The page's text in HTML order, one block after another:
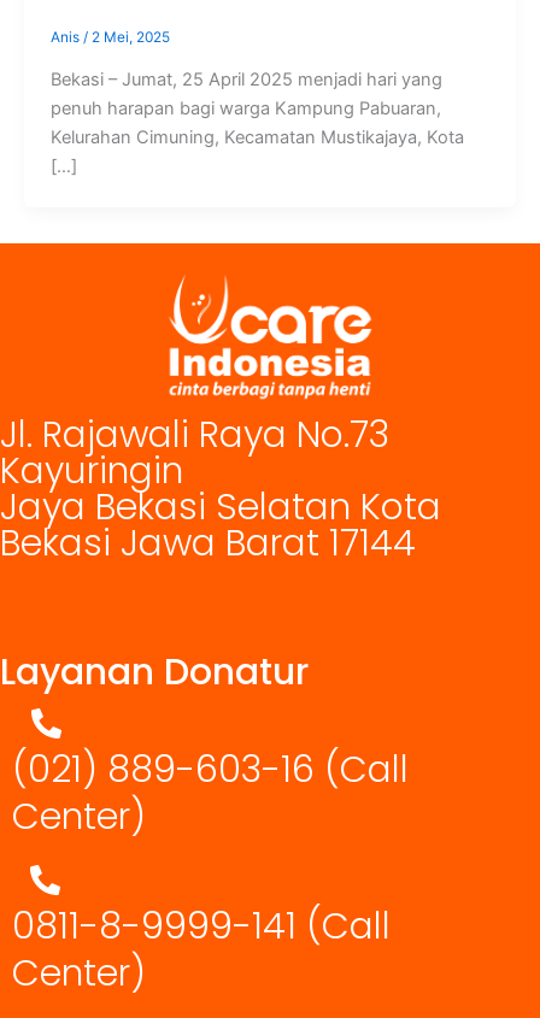
Anis / 2 Mei, 2025
Bekasi – Jumat, 25 April 2025 menjadi hari yang
penuh harapan bagi warga Kampung Pabuaran,
Kelurahan Cimuning, Kecamatan Mustikajaya, Kota
[…]
Jl. Rajawali Raya No.73
Kayuringin
Jaya Bekasi Selatan Kota
Bekasi Jawa Barat 17144
Layanan Donatur
(021) 889-603-16 (Call
Center)
0811-8-9999-141 (Call
Center)